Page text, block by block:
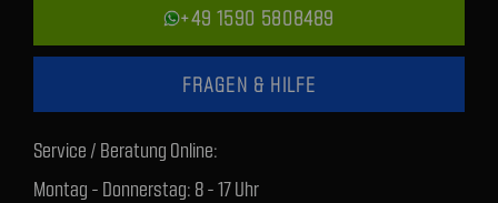
+49 1590 5808489
FRAGEN & HILFE
Service / Beratung Online:
Montag - Donnerstag: 8 - 17 Uhr